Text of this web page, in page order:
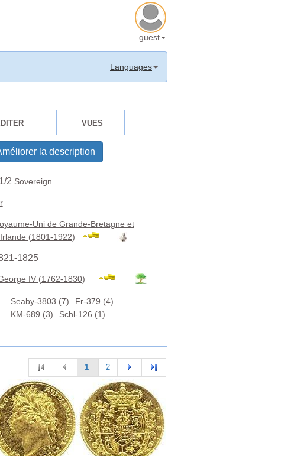
guest
Languages
VUES
la description
1/2 Sovereign
Uni de Grande-Bretagne et
(1801-1922)
1825
IV (1762-1830)
Seaby-3803 (7)
Fr-379 (4)
KM-689 (3)
Schl-126 (1)
1 2